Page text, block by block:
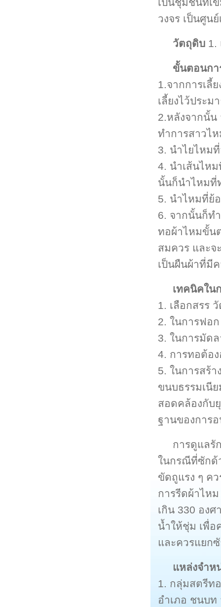
วงจร เป็นศูน
วัตถุดิบ 1.
ขั้นตอนกา
1.จากการเลี้
เลี้ยงไว้ประ
2.หลังจากนั้น
ทำการสาวไ
3. นำไยไหม
4. นำเส้นไห
นั้นก็นำไหมที่
5. นำไหมที่ย้
6. จากนั้นก็ท
ทอผ้าไหมขั้น
สมควร และจ
เป็นผืนผ้าที่มี
เทคนิคใน
1. เลือกสรร
2. ในการฟอ
3. ในการมัด
4. การทอต้อ
5. ในการสร้
ขนบธรรมเนี
สอดคล้องกับ
ฐานของการ
การดูแลรั
ในกรณีที่ซักด้
ขัดถูแรง ๆ ค
การรีดผ้าไห
เกิน 330 อง
น้ำให้ชุ่ม เพื่อ
และควรแยก
แหล่งจำ
1. กลุ่มสตรีท
อำเภอ ชนบ